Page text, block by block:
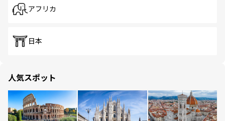
アフリカ
日本
人気スポット